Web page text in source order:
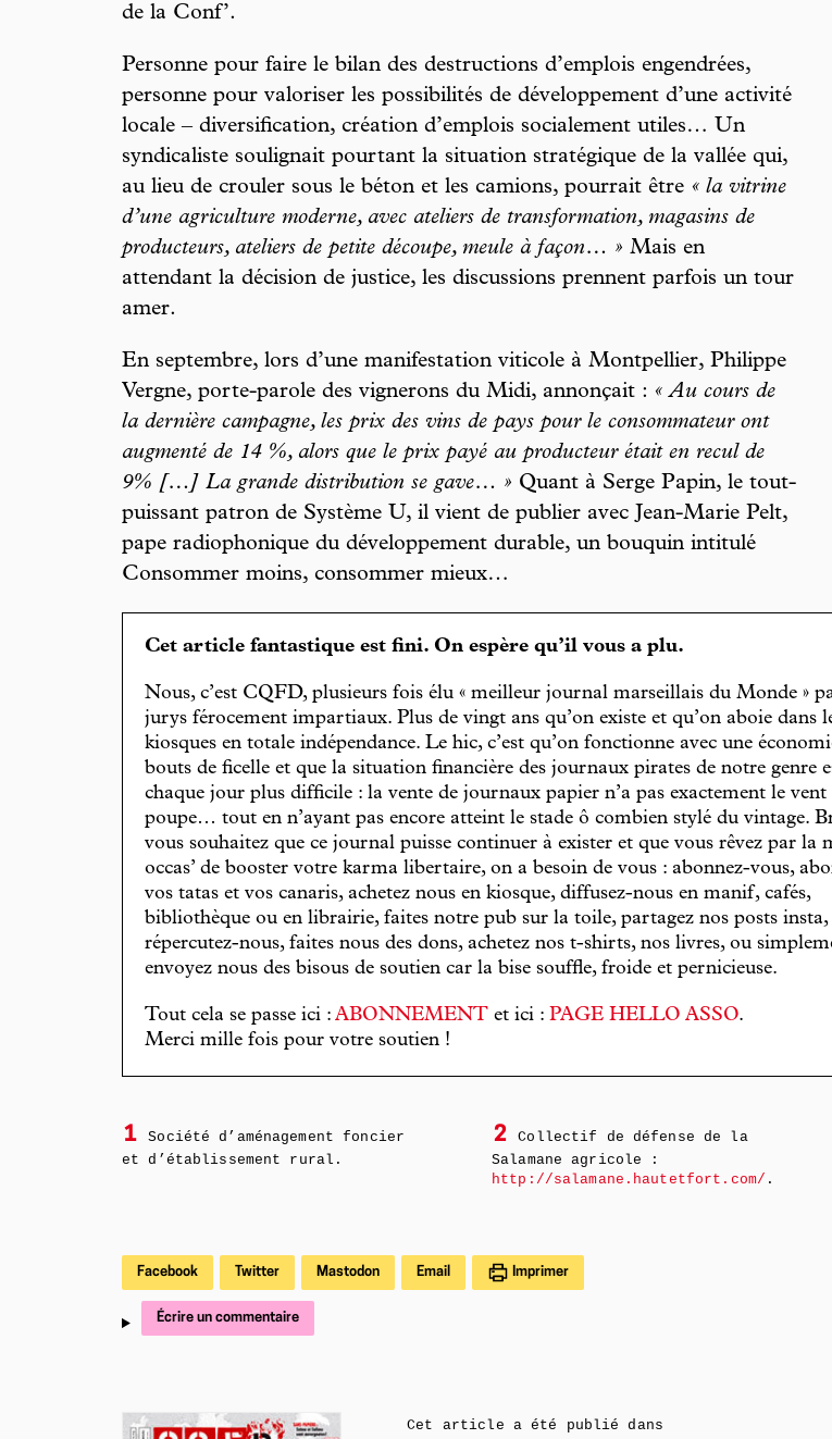
de la Conf’.
Personne pour faire le bilan des destructions d’emplois engendrées,
personne pour valoriser les possibilités de développement d’une activité
locale – diversification, création d’emplois socialement utiles… Un
syndicaliste soulignait pourtant la situation stratégique de la vallée qui,
au lieu de crouler sous le béton et les camions, pourrait être « la vitrine
d’une agriculture moderne, avec ateliers de transformation, magasins de
producteurs, ateliers de petite découpe, meule à façon… » Mais en
attendant la décision de justice, les discussions prennent parfois un tour
amer.
En septembre, lors d’une manifestation viticole à Montpellier, Philippe
Vergne, porte-parole des vignerons du Midi, annonçait : « Au cours de
la dernière campagne, les prix des vins de pays pour le consommateur ont
augmenté de 14 %, alors que le prix payé au producteur était en recul de
9% […] La grande distribution se gave… » Quant à Serge Papin, le tout-
puissant patron de Système U, il vient de publier avec Jean-Marie Pelt,
pape radiophonique du développement durable, un bouquin intitulé
Consommer moins, consommer mieux…
Cet article fantastique est fini. On espère qu’il vous a plu.
Nous, c’est CQFD, plusieurs fois élu « meilleur journal marseillais du Monde »
jurys férocement impartiaux. Plus de vingt ans qu’on existe et qu’on aboie dans
kiosques en totale indépendance. Le hic, c’est qu’on fonctionne avec une
bouts de ficelle et que la situation financière des journaux pirates de notre genre
chaque jour plus difficile : la vente de journaux papier n’a pas exactement le vent
poupe… tout en n’ayant pas encore atteint le stade ô combien stylé du vintage.
vous souhaitez que ce journal puisse continuer à exister et que vous rêvez par la
occas’ de booster votre karma libertaire, on a besoin de vous : abonnez-vous,
vos tatas et vos canaris, achetez nous en kiosque, diffusez-nous en manif, cafés,
bibliothèque ou en librairie, faites notre pub sur la toile, partagez nos posts insta,
répercutez-nous, faites nous des dons, achetez nos t-shirts, nos livres, ou
envoyez nous des bisous de soutien car la bise souffle, froide et pernicieuse.
Tout cela se passe ici : ABONNEMENT et ici : PAGE HELLO ASSO.
Merci mille fois pour votre soutien !
1
Société d’aménagement foncier
et d’établissement rural.
2
Collectif de défense de la
Salamane agricole :
http://salamane.hautetfort.com/ .
Facebook Twitter Mastodon Email Imprimer
Écrire un commentaire
Cet article a été publié dans